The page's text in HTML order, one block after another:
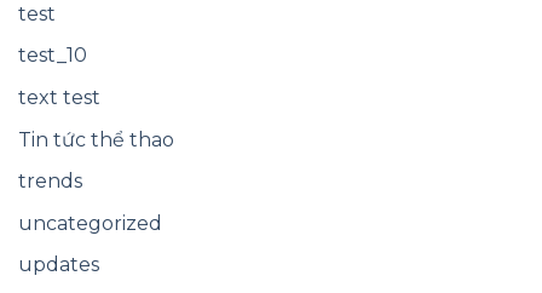
test
test_10
text test
Tin tức thể thao
trends
uncategorized
updates